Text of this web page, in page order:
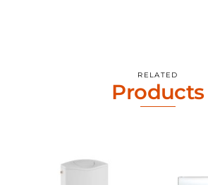
RELATED
Products